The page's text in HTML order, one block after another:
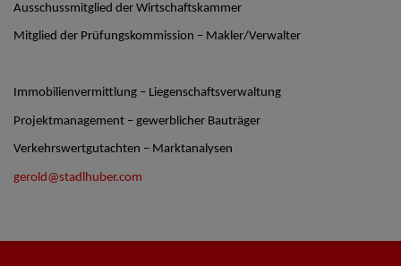
Ausschussmitglied der Wirtschaftskammer
Mitglied der Prüfungskommission – Makler/Verwalter
Immobilienvermittlung – Liegenschaftsverwaltung
Projektmanagement – gewerblicher Bauträger
Verkehrswertgutachten – Marktanalysen
gerold@stadlhuber.com